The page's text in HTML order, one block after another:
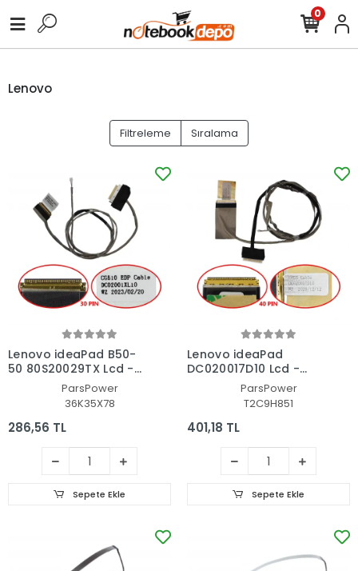
0
Lenovo
Filtreleme Sıralama
Lenovo ideaPad B50-
50 80S20029TX Lcd -
Ekran Data Flex Kablo
ParsPower
36K35X78
286,56 TL
Sepete Ekle
Lenovo ideaPad
DC020017D10 Lcd -
Ekran Data Flex Kablo
ParsPower
T2C9H851
401,18 TL
Sepete Ekle